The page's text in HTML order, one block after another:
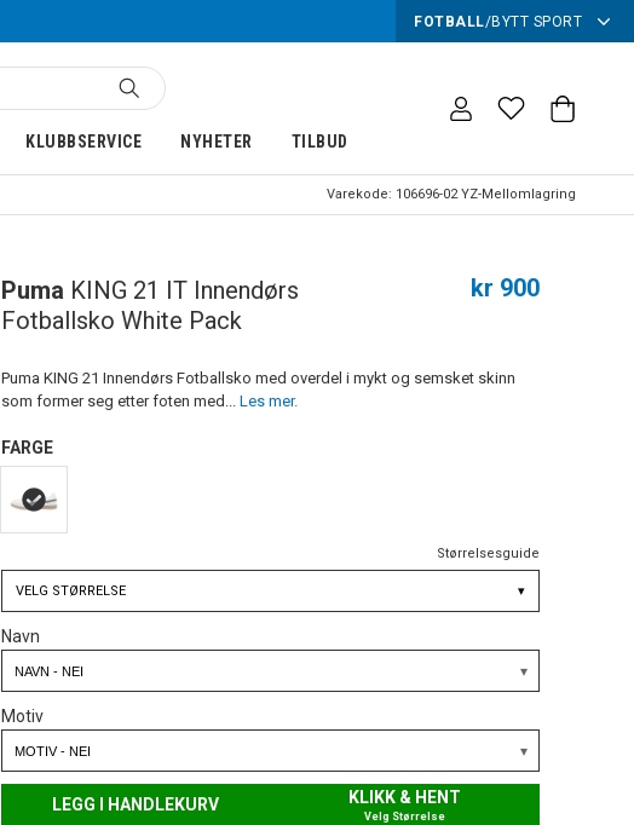
FOTBALL/BYTT SPORT
KLUBBSERVICE NYHETER TILBUD
Varekode: 106696-02 YZ-Mellomlagring
Puma KING 21 IT Innendørs
Fotballsko White Pack
kr 900
Puma KING 21 Innendørs Fotballsko med overdel i mykt og semsket skinn
som former seg etter foten med... Les mer.
FARGE
Størrelsesguide
VELG STØRRELSE ▾
Navn
Motiv
LEGG I HANDLEKURV KLIKK & HENT
Velg Størrelse